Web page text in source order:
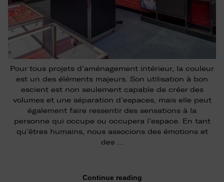
Pour tous projets d’aménagement intérieur, la couleur
est un des éléments majeurs. Son utilisation à bon
escient est non seulement capable de créer des
volumes et une séparation d’espaces, mais elle peut
également faire ressentir des sensations à la
personne qui occupe ou occupera l’espace. En tant
qu’êtres humains, nous associons des émotions et
des …
Continue reading